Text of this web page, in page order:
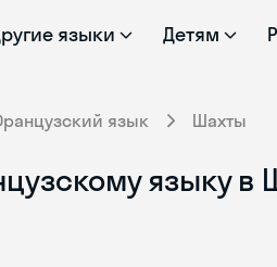
языки Детям
язык Шахты
языку в